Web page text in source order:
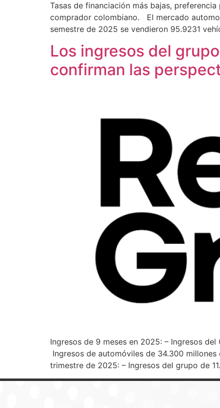
Tasas de financiación más bajas,
comprador colombiano. El mercado
semestre de 2025 se vendieron 95.9231
Los ingresos del
confirman las
Ingresos de 9 meses en 2025: – Ingresos
Ingresos de automóviles de 34.300
trimestre de 2025: – Ingresos del grupo de